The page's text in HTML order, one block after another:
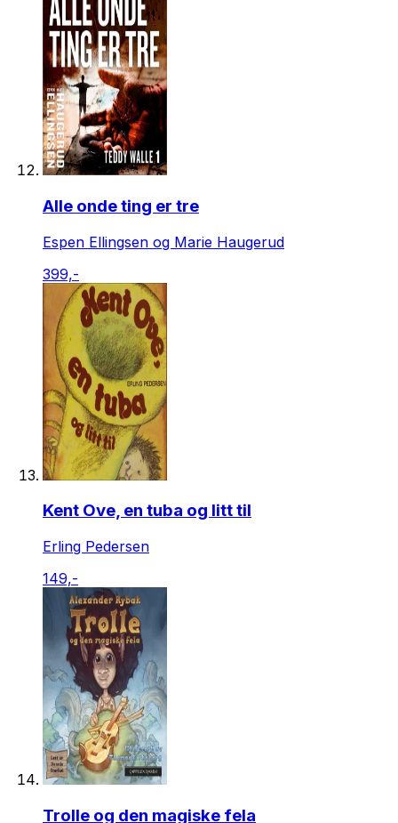
Alle onde ting er tre
Espen Ellingsen og Marie Haugerud
399,-
Kent Ove, en tuba og litt til
Erling Pedersen
149,-
Trolle og den magiske fela